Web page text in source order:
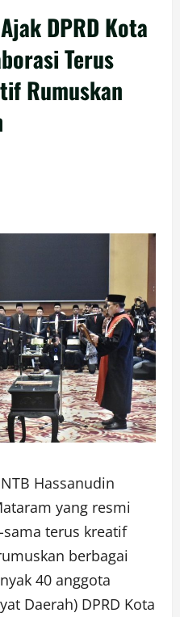
DPRD Kota
Terus
Rumuskan
Hassanudin
yang resmi
terus kreatif
berbagai
40 anggota
Daerah) DPRD Kota